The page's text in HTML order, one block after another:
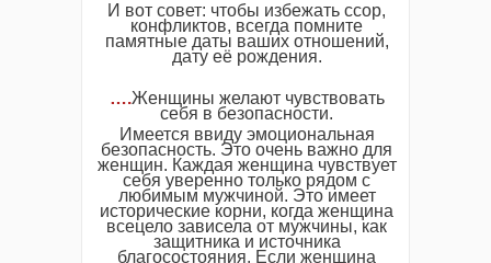
И вот совет: чтобы избежать ссор,
конфликтов, всегда помните
памятные даты ваших отношений,
дату её рождения.
….Женщины желают чувствовать
себя в безопасности.
Имеется ввиду эмоциональная
безопасность. Это очень важно для
женщин. Каждая женщина чувствует
себя уверенно только рядом с
любимым мужчиной. Это имеет
исторические корни, когда женщина
всецело зависела от мужчины, как
защитника и источника
благосостояния. Если женщина